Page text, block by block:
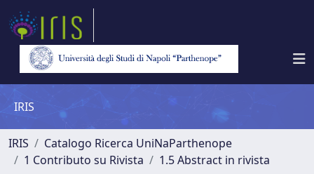
IRIS
IRIS
Catalogo Ricerca UniNaParthenope
1 Contributo su Rivista
1.5 Abstract in rivista